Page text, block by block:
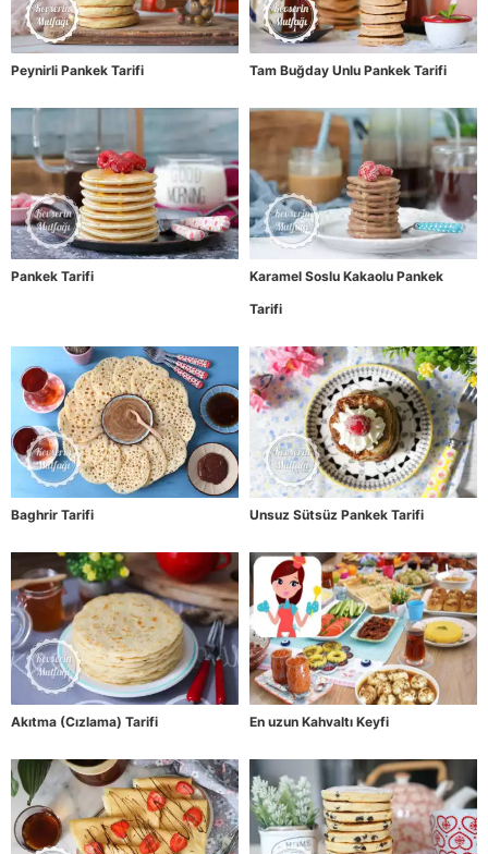
Peynirli Pankek Tarifi Tam Buğday Unlu Pankek Tarifi
Pankek Tarifi
Karamel Soslu Kakaolu Pankek
Tarifi
Baghrir Tarifi Unsuz Sütsüz Pankek Tarifi
Akıtma (Cızlama) Tarifi En uzun Kahvaltı Keyfi